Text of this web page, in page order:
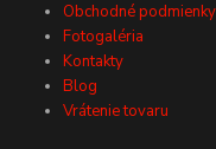
Obchodné podmienky
Fotogaléria
Kontakty
Blog
Vrátenie tovaru